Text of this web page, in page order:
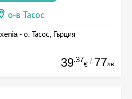
о-в Тасос
- о. Тасос, Гърция
39.37
€ / 77лв.